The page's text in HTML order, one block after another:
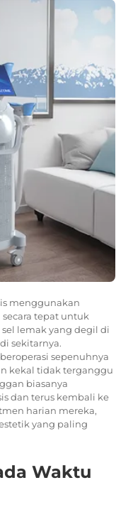
menggunakan
tepat untuk
lemak yang degil di
sekitarnya.
sepenuhnya
kekal tidak terganggu
biasanya
dan terus kembali ke
harian mereka,
yang paling
Waktu